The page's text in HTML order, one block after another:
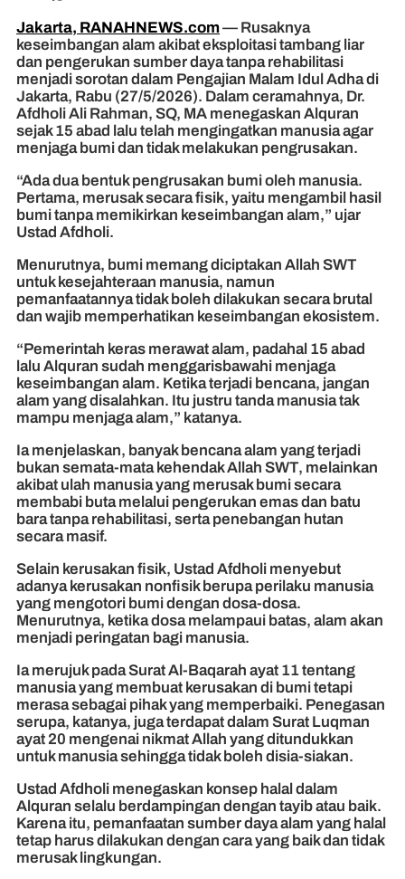
Jakarta, RANAHNEWS.com— Rusaknya
keseimbangan alam akibat eksploitasi tambang liar
dan pengerukan sumber daya tanpa rehabilitasi
menjadi sorotan dalam Pengajian Malam Idul Adha di
Jakarta, Rabu (27/5/2026). Dalam ceramahnya, Dr.
Afdholi Ali Rahman, SQ, MA menegaskan Alquran
sejak 15 abad lalu telah mengingatkan manusia agar
menjaga bumi dan tidak melakukan pengrusakan.
“Ada dua bentuk pengrusakan bumi oleh manusia.
Pertama, merusak secara fisik, yaitu mengambil hasil
bumi tanpa memikirkan keseimbangan alam,” ujar
Ustad Afdholi.
Menurutnya, bumi memang diciptakan Allah SWT
untuk kesejahteraan manusia, namun
pemanfaatannya tidak boleh dilakukan secara brutal
dan wajib memperhatikan keseimbangan ekosistem.
“Pemerintah keras merawat alam, padahal 15 abad
lalu Alquran sudah menggarisbawahi menjaga
keseimbangan alam. Ketika terjadi bencana, jangan
alam yang disalahkan. Itu justru tanda manusia tak
mampu menjaga alam,” katanya.
Ia menjelaskan, banyak bencana alam yang terjadi
bukan semata-mata kehendak Allah SWT, melainkan
akibat ulah manusia yang merusak bumi secara
membabi buta melalui pengerukan emas dan batu
bara tanpa rehabilitasi, serta penebangan hutan
secara masif.
Selain kerusakan fisik, Ustad Afdholi menyebut
adanya kerusakan nonfisik berupa perilaku manusia
yang mengotori bumi dengan dosa-dosa.
Menurutnya, ketika dosa melampaui batas, alam akan
menjadi peringatan bagi manusia.
Ia merujuk pada Surat Al-Baqarah ayat 11 tentang
manusia yang membuat kerusakan di bumi tetapi
merasa sebagai pihak yang memperbaiki. Penegasan
serupa, katanya, juga terdapat dalam Surat Luqman
ayat 20 mengenai nikmat Allah yang ditundukkan
untuk manusia sehingga tidak boleh disia-siakan.
Ustad Afdholi menegaskan konsep halal dalam
Alquran selalu berdampingan dengan tayib atau baik.
Karena itu, pemanfaatan sumber daya alam yang halal
tetap harus dilakukan dengan cara yang baik dan tidak
merusak lingkungan.